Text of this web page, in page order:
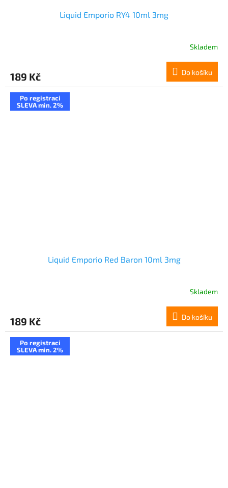
Liquid Emporio RY4 10ml 3mg
Skladem
189 Kč Do košíku
Po registraci
SLEVA min. 2%
Liquid Emporio Red Baron 10ml 3mg
Skladem
189 Kč Do košíku
Po registraci
SLEVA min. 2%